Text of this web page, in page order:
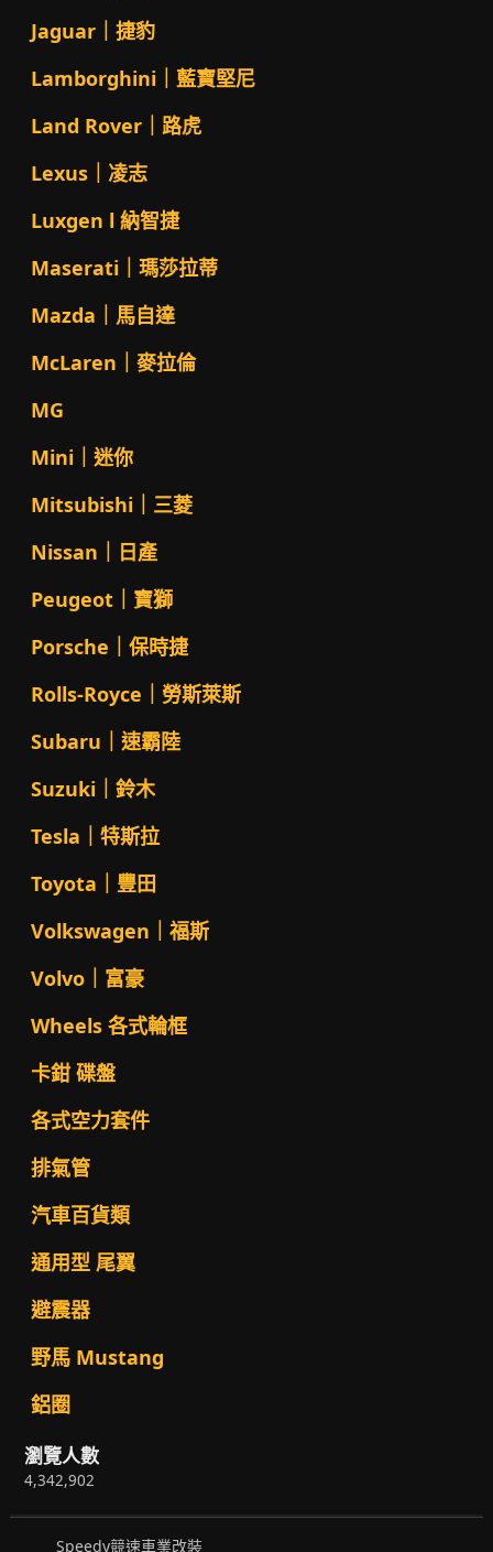
Jaguar｜捷豹
Lamborghini｜藍寶堅尼
Land Rover｜路虎
Lexus｜凌志
Luxgen l 納智捷
Maserati｜瑪莎拉蒂
Mazda｜馬自達
McLaren｜麥拉倫
MG
Mini｜迷你
Mitsubishi｜三菱
Nissan｜日產
Peugeot｜寶獅
Porsche｜保時捷
Rolls-Royce｜勞斯萊斯
Subaru｜速霸陸
Suzuki｜鈴木
Tesla｜特斯拉
Toyota｜豐田
Volkswagen｜福斯
Volvo｜富豪
Wheels 各式輪框
卡鉗 碟盤
各式空力套件
排氣管
汽車百貨類
通用型 尾翼
避震器
野馬 Mustang
鋁圈
瀏覽人數
4,342,902
Speedy競速車業改裝